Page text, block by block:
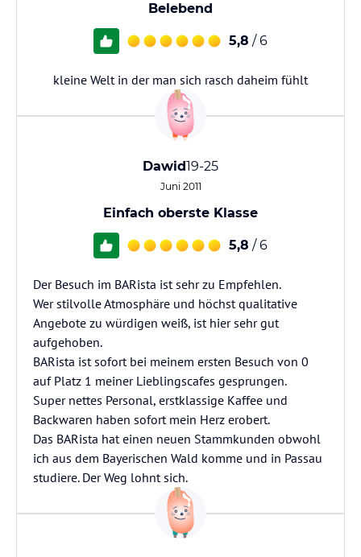
Belebend
5,8 / 6
kleine Welt in der man sich rasch daheim fühlt
Dawid19-25
Juni 2011
Einfach oberste Klasse
5,8 / 6
Der Besuch im BARista ist sehr zu Empfehlen.
Wer stilvolle Atmosphäre und höchst qualitative
Angebote zu würdigen weiß, ist hier sehr gut
aufgehoben.
BARista ist sofort bei meinem ersten Besuch von 0
auf Platz 1 meiner Lieblingscafes gesprungen.
Super nettes Personal, erstklassige Kaffee und
Backwaren haben sofort mein Herz erobert.
Das BARista hat einen neuen Stammkunden obwohl
ich aus dem Bayerischen Wald komme und in Passau
studiere. Der Weg lohnt sich.